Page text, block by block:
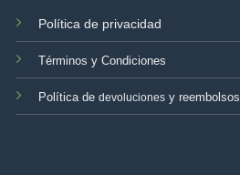
Política de privacidad
Términos y Condiciones
Política de devolucionesy reembolsos